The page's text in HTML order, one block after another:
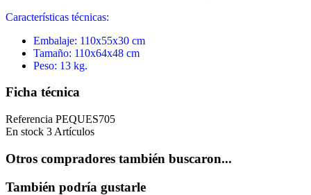
Características técnicas:
Embalaje: 110x55x30 cm
Tamaño: 110x64x48 cm
Peso: 13 kg.
Ficha técnica
Referencia PEQUES705
En stock 3 Artículos
Otros compradores también buscaron...
También podría gustarle